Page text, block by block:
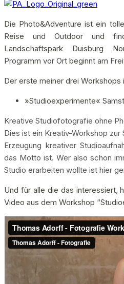
Die Photo&Adventure ist ein
Reise und Outdoor und
Landschaftspark Duisburg
Programm vor Ort beginnt am
Der erste meiner drei Workshops
»Studioexperimente«
Kreative Studiofotografie ohne
Dies ist ein Kreativ-Workshop
Erzeugung kreativer
das Motto ist. Wer also schon
Studio erarbeiten wollte ist hier
Und für alle die das interessiert,
Video aus dem Workshop